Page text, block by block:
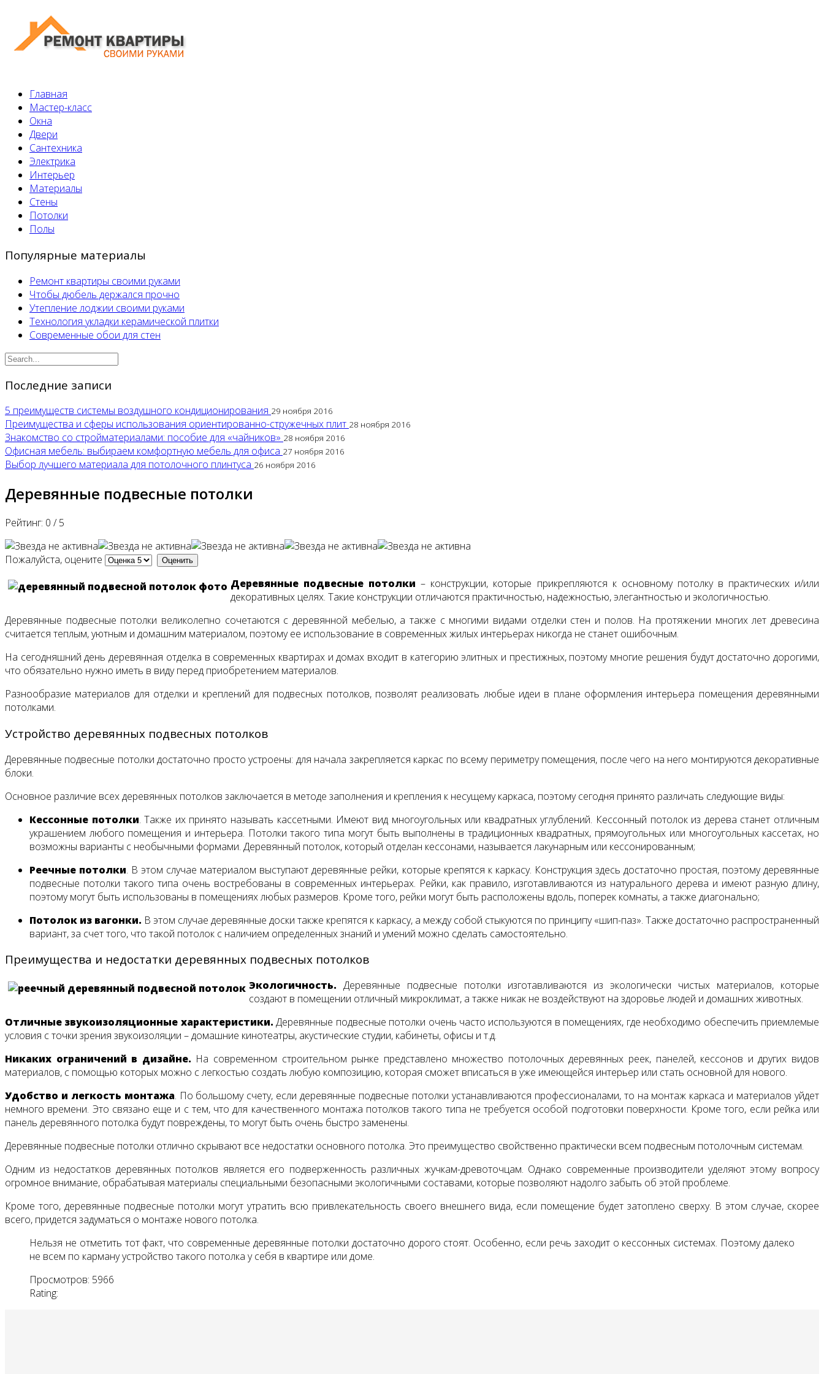
Главная
Мастер-класс
Окна
Двери
Сантехника
Электрика
Интерьер
Материалы
Стены
Потолки
Полы
Популярные материалы
Ремонт квартиры своими руками
Чтобы дюбель держался прочно
Утепление лоджии своими руками
Технология укладки керамической плитки
Современные обои для стен
Последние записи
5 преимуществ системы воздушного кондиционирования 29 ноября 2016
Преимущества и сферы использования ориентированно-стружечных плит 28 ноября 2016
Знакомство со стройматериалами: пособие для «чайников» 28 ноября 2016
Офисная мебель: выбираем комфортную мебель для офиса 27 ноября 2016
Выбор лучшего материала для потолочного плинтуса 26 ноября 2016
Деревянные подвесные потолки
Рейтинг: 0 /5
Пожалуйста, оцените
Деревянные подвесные потолки – конструкции, которые прикрепляются к основному потолку в практических и/или
декоративных целях. Такие конструкции отличаются практичностью, надежностью, элегантностью и экологичностью.
Деревянные подвесные потолки великолепно сочетаются с деревянной мебелью, а также с многими видами отделки стен и полов. На протяжении многих лет древесина
считается теплым, уютным и домашним материалом, поэтому ее использование в современных жилых интерьерах никогда не станет ошибочным.
На сегодняшний день деревянная отделка в современных квартирах и домах входит в категорию элитных и престижных, поэтому многие решения будут достаточно дорогими,
что обязательно нужно иметь в виду перед приобретением материалов.
Разнообразие материалов для отделки и креплений для подвесных потолков, позволят реализовать любые идеи в плане оформления интерьера помещения деревянными
потолками.
Устройство деревянных подвесных потолков
Деревянные подвесные потолки достаточно просто устроены: для начала закрепляется каркас по всему периметру помещения, после чего на него монтируются декоративные
блоки.
Основное различие всех деревянных потолков заключается в методе заполнения и крепления к несущему каркаса, поэтому сегодня принято различать следующие виды:
Кессонные потолки. Также их принято называть кассетными. Имеют вид многоугольных или квадратных углублений. Кессонный потолок из дерева станет отличным
украшением любого помещения и интерьера. Потолки такого типа могут быть выполнены в традиционных квадратных, прямоугольных или многоугольных кассетах, но
возможны варианты с необычными формами. Деревянный потолок, который отделан кессонами, называется лакунарным или кессонированным;
Реечные потолки. В этом случае материалом выступают деревянные рейки, которые крепятся к каркасу. Конструкция здесь достаточно простая, поэтому деревянные
подвесные потолки такого типа очень востребованы в современных интерьерах. Рейки, как правило, изготавливаются из натурального дерева и имеют разную длину,
поэтому могут быть использованы в помещениях любых размеров. Кроме того, рейки могут быть расположены вдоль, поперек комнаты, а также диагонально;
Потолок из вагонки. В этом случае деревянные доски также крепятся к каркасу, а между собой стыкуются по принципу «шип-паз». Также достаточно распространенный
вариант, за счет того, что такой потолок с наличием определенных знаний и умений можно сделать самостоятельно.
Преимущества и недостатки деревянных подвесных потолков
Экологичность. Деревянные подвесные потолки изготавливаются из экологически чистых материалов, которые
создают в помещении отличный микроклимат, а также никак не воздействуют на здоровье людей и домашних животных.
Отличные звукоизоляционные характеристики. Деревянные подвесные потолки очень часто используются в помещениях, где необходимо обеспечить приемлемые
условия с точки зрения звукоизоляции – домашние кинотеатры, акустические студии, кабинеты, офисы и т.д.
Никаких ограничений в дизайне. На современном строительном рынке представлено множество потолочных деревянных реек, панелей, кессонов и других видов
материалов, с помощью которых можно с легкостью создать любую композицию, которая сможет вписаться в уже имеющейся интерьер или стать основной для нового.
Удобство и легкость монтажа. По большому счету, если деревянные подвесные потолки устанавливаются профессионалами, то на монтаж каркаса и материалов уйдет
немного времени. Это связано еще и с тем, что для качественного монтажа потолков такого типа не требуется особой подготовки поверхности. Кроме того, если рейка или
панель деревянного потолка будут повреждены, то могут быть очень быстро заменены.
Деревянные подвесные потолки отлично скрывают все недостатки основного потолка. Это преимущество свойственно практически всем подвесным потолочным системам.
Одним из недостатков деревянных потолков является его подверженность различных жучкам-древоточцам. Однако современные производители уделяют этому вопросу
огромное внимание, обрабатывая материалы специальными безопасными экологичными составами, которые позволяют надолго забыть об этой проблеме.
Кроме того, деревянные подвесные потолки могут утратить всю привлекательность своего внешнего вида, если помещение будет затоплено сверху. В этом случае, скорее
всего, придется задуматься о монтаже нового потолка.
Нельзя не отметить тот факт, что современные деревянные потолки достаточно дорого стоят. Особенно, если речь заходит о кессонных системах. Поэтому далеко
не всем по карману устройство такого потолка у себя в квартире или доме.
Просмотров: 5966
Rating: